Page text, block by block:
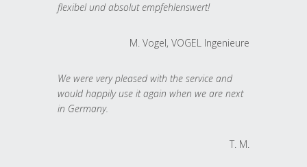
flexibel und absolut empfehlenswert!
M. Vogel, VOGEL Ingenieure
We were very pleased with the service and
would happily use it again when we are next
in Germany.
T. M.